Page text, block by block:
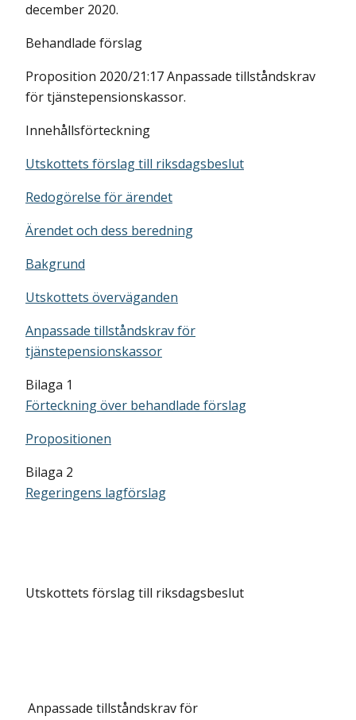
december 2020.
Behandlade förslag
Proposition 2020/21:17 Anpassade tillståndskrav
för tjänstepensionskassor.
Innehållsförteckning
Utskottets förslag till riksdagsbeslut
Redogörelse för ärendet
Ärendet och dess beredning
Bakgrund
Utskottets överväganden
Anpassade tillståndskrav för
tjänstepensionskassor
Bilaga 1
Förteckning över behandlade förslag
Propositionen
Bilaga 2
Regeringens lagförslag
Utskottets förslag till riksdagsbeslut
Anpassade tillståndskrav för